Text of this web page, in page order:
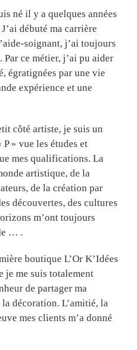
né il y a quelques années
débuté ma carrière
soignant, j’ai toujours
ce métier, j’ai pu aider
égratignées par une vie
expérience et une
côté artiste, je suis un
» vue les études et
mes qualifications. La
artistique, de la
de la création par
découvertes, des cultures
m’ont toujours
… .
boutique L’Or K’Idées
je me suis totalement
de partager ma
décoration. L’amitié, la
mes clients m’a donné